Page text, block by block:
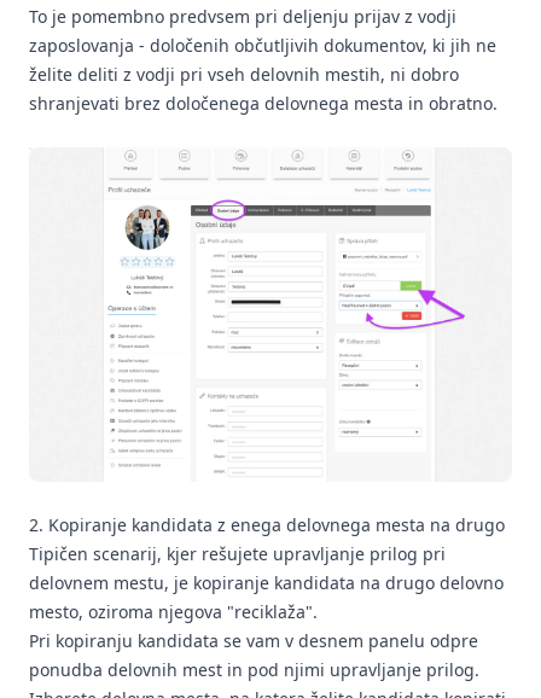
To je pomembno predvsem pri deljenju prijav z vodji
zaposlovanja - določenih občutljivih dokumentov, ki jih ne
želite deliti z vodji pri vseh delovnih mestih, ni dobro
shranjevati brez določenega delovnega mesta in obratno.
2. Kopiranje kandidata z enega delovnega mesta na drugo
Tipičen scenarij, kjer rešujete upravljanje prilog pri
delovnem mestu, je kopiranje kandidata na drugo delovno
mesto, oziroma njegova "reciklaža".
Pri kopiranju kandidata se vam v desnem panelu odpre
ponudba delovnih mest in pod njimi upravljanje prilog.